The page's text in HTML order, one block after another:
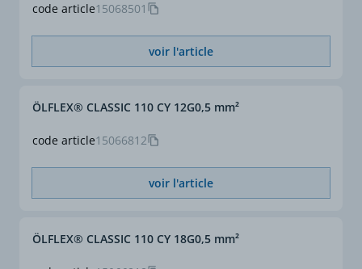
code article15068501
voir l'article
code article15066812
ÖLFLEX® CLASSIC 110 CY 12G0,5 mm²
voir l'article
ÖLFLEX® CLASSIC 110 CY 18G0,5 mm²